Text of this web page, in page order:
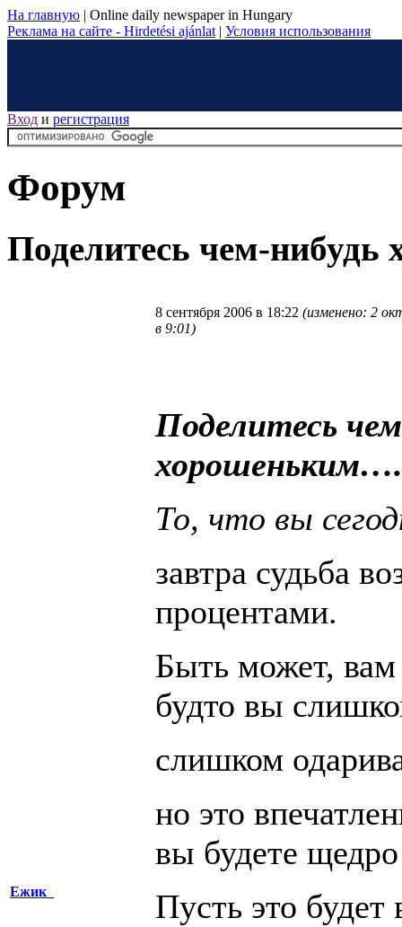
На главную | Online daily newspaper in Hungary
Реклама на сайте - Hirdetési ajánlat | Условия использования
Вход и регистрация
Форум
Поделитесь чем-
Ежик_
8 сентября 2006 в 18:22 (изменено: 2
в 9:01)
Поделитесь
хорошеньким….
То, что вы
завтра судьба
процентами.
Быть может, вам
будто вы
слишком
но это
вы будете
Пусть это будет